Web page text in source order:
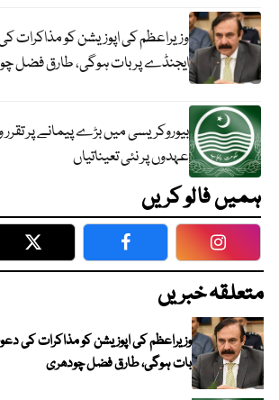
وزیراعظم کی اپوزیشن کو مذاکرات
ایجنڈے پر بات ہوگی، طارق فضل
بیوروکریسی میں بڑے پیمانے پر تقرر
عہدوں پر نئی تعیناتیاں
ہمیں فالو کریں
Twitter Facebook
متعلقہ خبریں
وزیراعظم کی اپوزیشن کو مذاکرات کی
بات ہوگی، طارق فضل چودھری